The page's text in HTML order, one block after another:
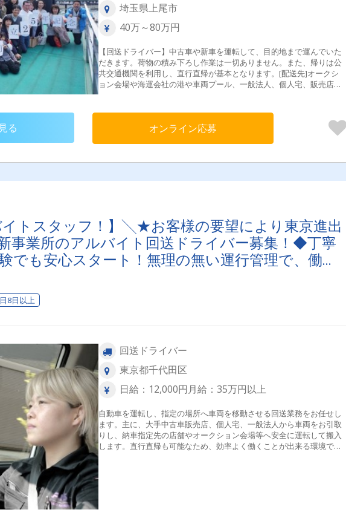
埼玉県上尾市
40万～80万円
【回送ドライバー】中古車や新車を運転して、目的地まで運んでいた
だきます。荷物の積み下ろし作業は一切ありません。また、帰りは公
共交通機関を利用し、直行直帰が基本となります。[配送先]オークシ
ョン会場や海運会社の港や車両プール、一般法人、個人宅、販売店な
ど[仕事の流れ]公共交通機関を使い引取先へお伺い→車輛点検→安全
のみ）＜東京都＞23区内、八王子市、町田市、羽村市＜埼玉県＞上尾
市、さいたま市、川口市、春日部市、川越市、戸田市、三郷市、熊谷
市、深谷市、鴻巣市、日高市、所沢市、狭山市、入間市＜神奈川県＞
葉市、野田市、柏市、白井市、船橋市、市川市、印西市、佐倉市、四
土浦市、水戸市、ひたちなか市、日立市、鹿嶋市、神栖市＜群馬県＞
る オンライン応募
イトスタッフ！】╲★お客様の要望により東京進出
業所のアルバイト回送ドライバー募集！◆丁寧
でも安心スタート！無理の無い運行管理で、働き
8日以上
回送ドライバー
東京都千代田区
日給：12,000円月給：35万円以上
自動車を運転し、指定の場所へ車両を移動させる回送業務をお任せし
ます。主に、大手中古車販売店、個人宅、一般法人から車両をお引取
りし、納車指定先の店舗やオークション会場等へ安全に運転して搬入
します。直行直帰も可能なため、効率よく働くことが出来る環境で
す。【配送エリア】東京都を中心とした関東一円【件数】1日に約3件
程【1日のスケジュール例】※前日のお昼頃明日の予定が着信自宅を出
発↓公共交通機関を利用して１件目の引取り先へ↓引取→指定先へ搬入